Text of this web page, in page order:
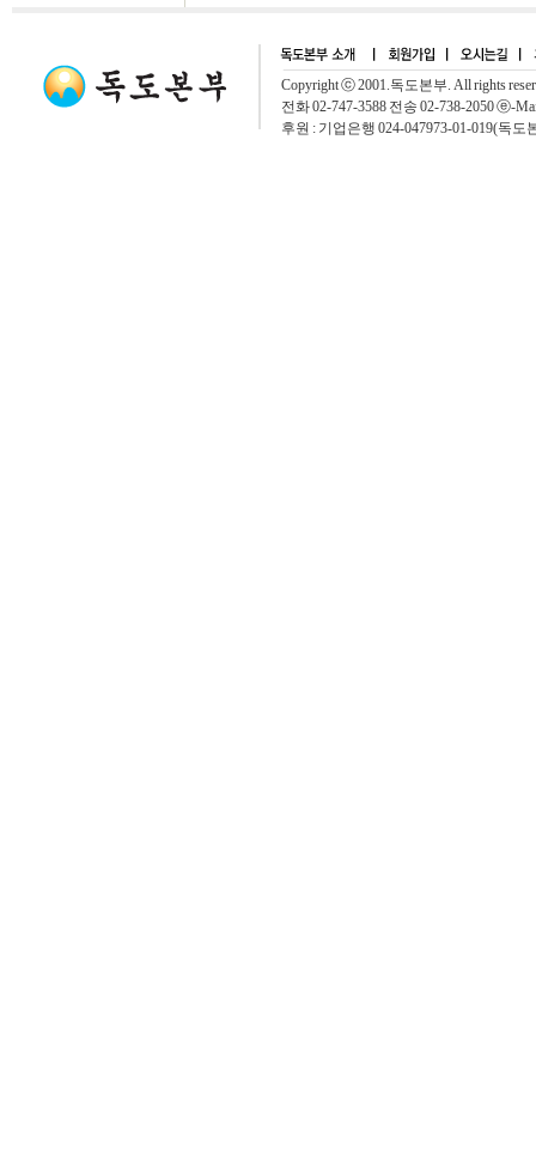
Copyright ⓒ 2001.독도본부. All rights
전화 02-747-3588 전송 02-738-2050 ⓔ-
후원 : 기업은행 024-047973-01-019(독도